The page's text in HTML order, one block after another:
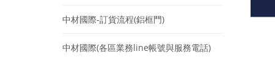
中材國際-訂貨流程(鋁框門)
中材國際(各區業務line帳號與服務電話)